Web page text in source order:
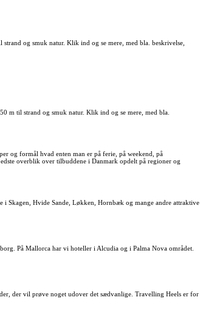
og smuk natur. Klik ind og se mere, med bla. beskrivelse,
m til strand og smuk natur. Klik ind og se mere, med bla.
og formål hvad enten man er på ferie, på weekend, på
overblik over tilbuddene i Danmark opdelt på regioner og
Skagen, Hvide Sande, Løkken, Hornbæk og mange andre attraktive
På Mallorca har vi hoteller i Alcudia og i Palma Nova området.
der vil prøve noget udover det sædvanlige. Travelling Heels er for